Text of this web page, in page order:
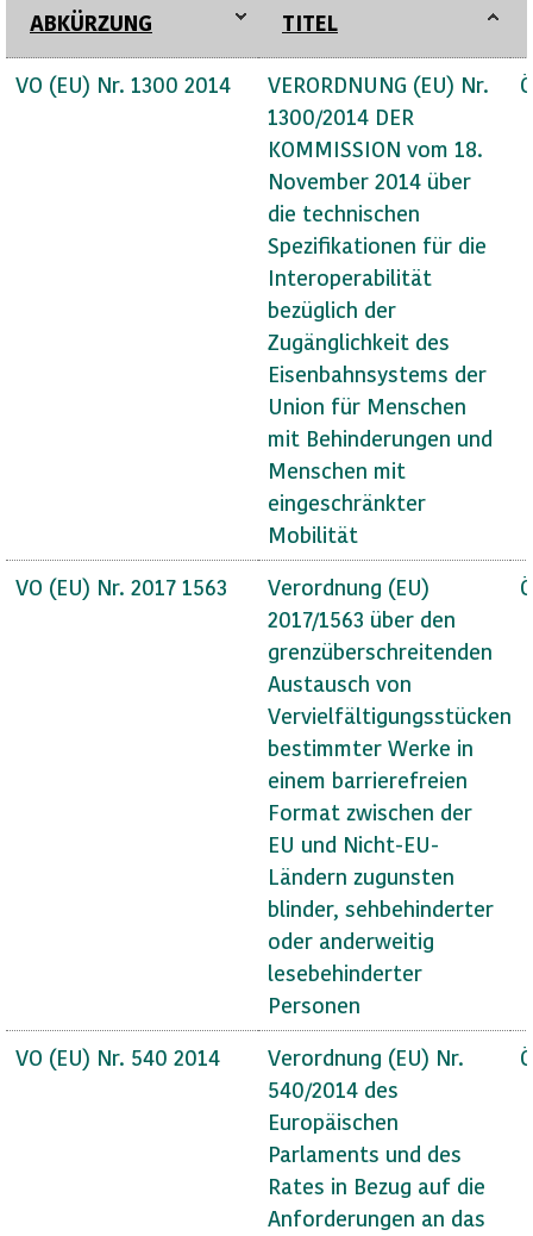
ABKÜRZUNG TITEL
VO (EU) Nr. 1300 2014
VERORDNUNG (EU) Nr.
1300/2014 DER
KOMMISSION vom 18.
November 2014 über
die technischen
Spezifikationen für die
Interoperabilität
bezüglich der
Zugänglichkeit des
Eisenbahnsystems der
Union für Menschen
mit Behinderungen und
Menschen mit
eingeschränkter
Mobilität
VO (EU) Nr. 2017 1563
Verordnung (EU)
2017/1563 über den
grenzüberschreitenden
Austausch von
Vervielfältigungsstücken
bestimmter Werke in
einem barrierefreien
Format zwischen der
EU und Nicht-EU-
Ländern zugunsten
blinder, sehbehinderter
oder anderweitig
lesebehinderter
Personen
VO (EU) Nr. 540 2014
Verordnung (EU) Nr.
540/2014 des
Europäischen
Parlaments und des
Rates in Bezug auf die
Anforderungen an das